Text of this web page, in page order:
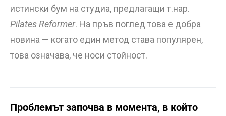
истински бум на студиа, предлагащи т.нар.
Pilates Reformer. На пръв поглед това е добра
новина — когато един метод става популярен,
това означава, че носи стойност.
Проблемът започва в момента, в който